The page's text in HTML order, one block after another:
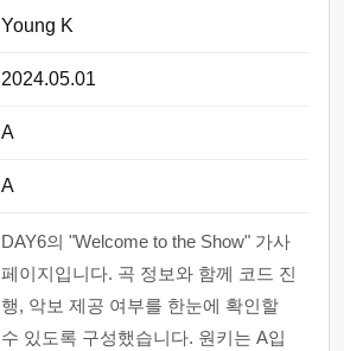
Young K
2024.05.01
A
A
DAY6의 "Welcome to the Show" 가사
페이지입니다. 곡 정보와 함께 코드 진
행, 악보 제공 여부를 한눈에 확인할
수 있도록 구성했습니다. 원키는 A입